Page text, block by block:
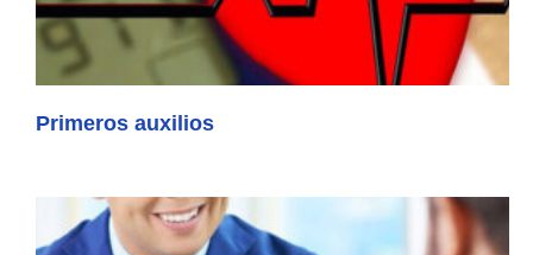
Primeros auxilios